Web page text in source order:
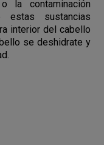
la contaminación
sustancias
interior del cabello
se deshidrate y